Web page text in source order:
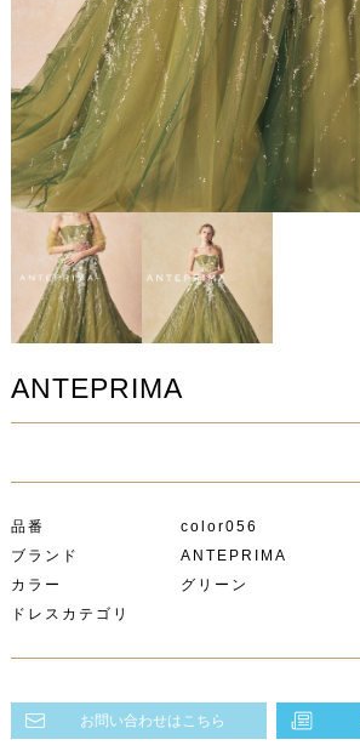
ANTEPRIMA
品番 color056
ブランド ANTEPRIMA
カラー グリーン
ドレスカテゴリ
お問い合わせはこちら